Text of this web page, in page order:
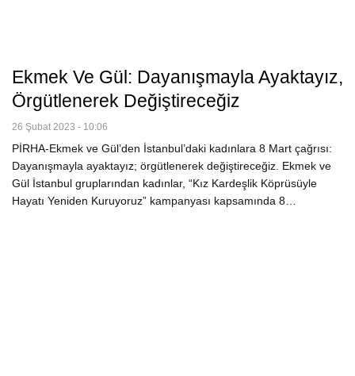
Ekmek Ve Gül: Dayanışmayla Ayaktayız,
Örgütlenerek Değiştireceğiz
26 Şubat 2023 - 10:06
PİRHA-Ekmek ve Gül’den İstanbul’daki kadınlara 8 Mart çağrısı:
Dayanışmayla ayaktayız; örgütlenerek değiştireceğiz. Ekmek ve
Gül İstanbul gruplarından kadınlar, “Kız Kardeşlik Köprüsüyle
Hayatı Yeniden Kuruyoruz” kampanyası kapsamında 8…